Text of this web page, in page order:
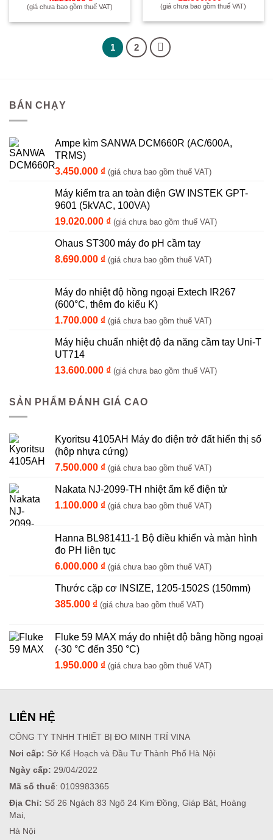
(giá chưa bao gồm thuế VAT) (giá chưa bao gồm thuế VAT)
1 2
BÁN CHẠY
Ampe kìm SANWA DCM660R (AC/600A,
TRMS)
3.450.000 ₫ (giá chưa bao gồm thuế VAT)
Máy kiểm tra an toàn điện GW INSTEK GPT-
9601 (5kVAC, 100VA)
19.020.000 ₫ (giá chưa bao gồm thuế VAT)
Ohaus ST300 máy đo pH cầm tay
8.690.000 ₫ (giá chưa bao gồm thuế VAT)
Máy đo nhiệt độ hồng ngoại Extech IR267
(600°C, thêm đo kiểu K)
1.700.000 ₫ (giá chưa bao gồm thuế VAT)
Máy hiệu chuẩn nhiệt độ đa năng cầm tay Uni-T
UT714
13.600.000 ₫ (giá chưa bao gồm thuế VAT)
SẢN PHẨM ĐÁNH GIÁ CAO
Kyoritsu 4105AH Máy đo điện trở đất hiển thị số
(hộp nhựa cứng)
7.500.000 ₫ (giá chưa bao gồm thuế VAT)
Nakata NJ-2099-TH nhiệt ẩm kế điện tử
1.100.000 ₫ (giá chưa bao gồm thuế VAT)
Hanna BL981411-1 Bộ điều khiển và màn hình
đo PH liên tục
6.000.000 ₫ (giá chưa bao gồm thuế VAT)
Thước cặp cơ INSIZE, 1205-1502S (150mm)
385.000 ₫ (giá chưa bao gồm thuế VAT)
Fluke 59 MAX máy đo nhiệt độ bằng hồng ngoại
(-30 °C đến 350 °C)
1.950.000 ₫ (giá chưa bao gồm thuế VAT)
LIÊN HỆ
CÔNG TY TNHH THIẾT BỊ ĐO MINH TRÍ VINA
Nơi cấp: Sở Kế Hoạch và Đầu Tư Thành Phố Hà Nội
Ngày cấp: 29/04/2022
Mã số thuế: 0109983365
Địa Chỉ: Số 26 Ngách 83 Ngõ 24 Kim Đồng, Giáp Bát, Hoàng
Mai,
Hà Nội